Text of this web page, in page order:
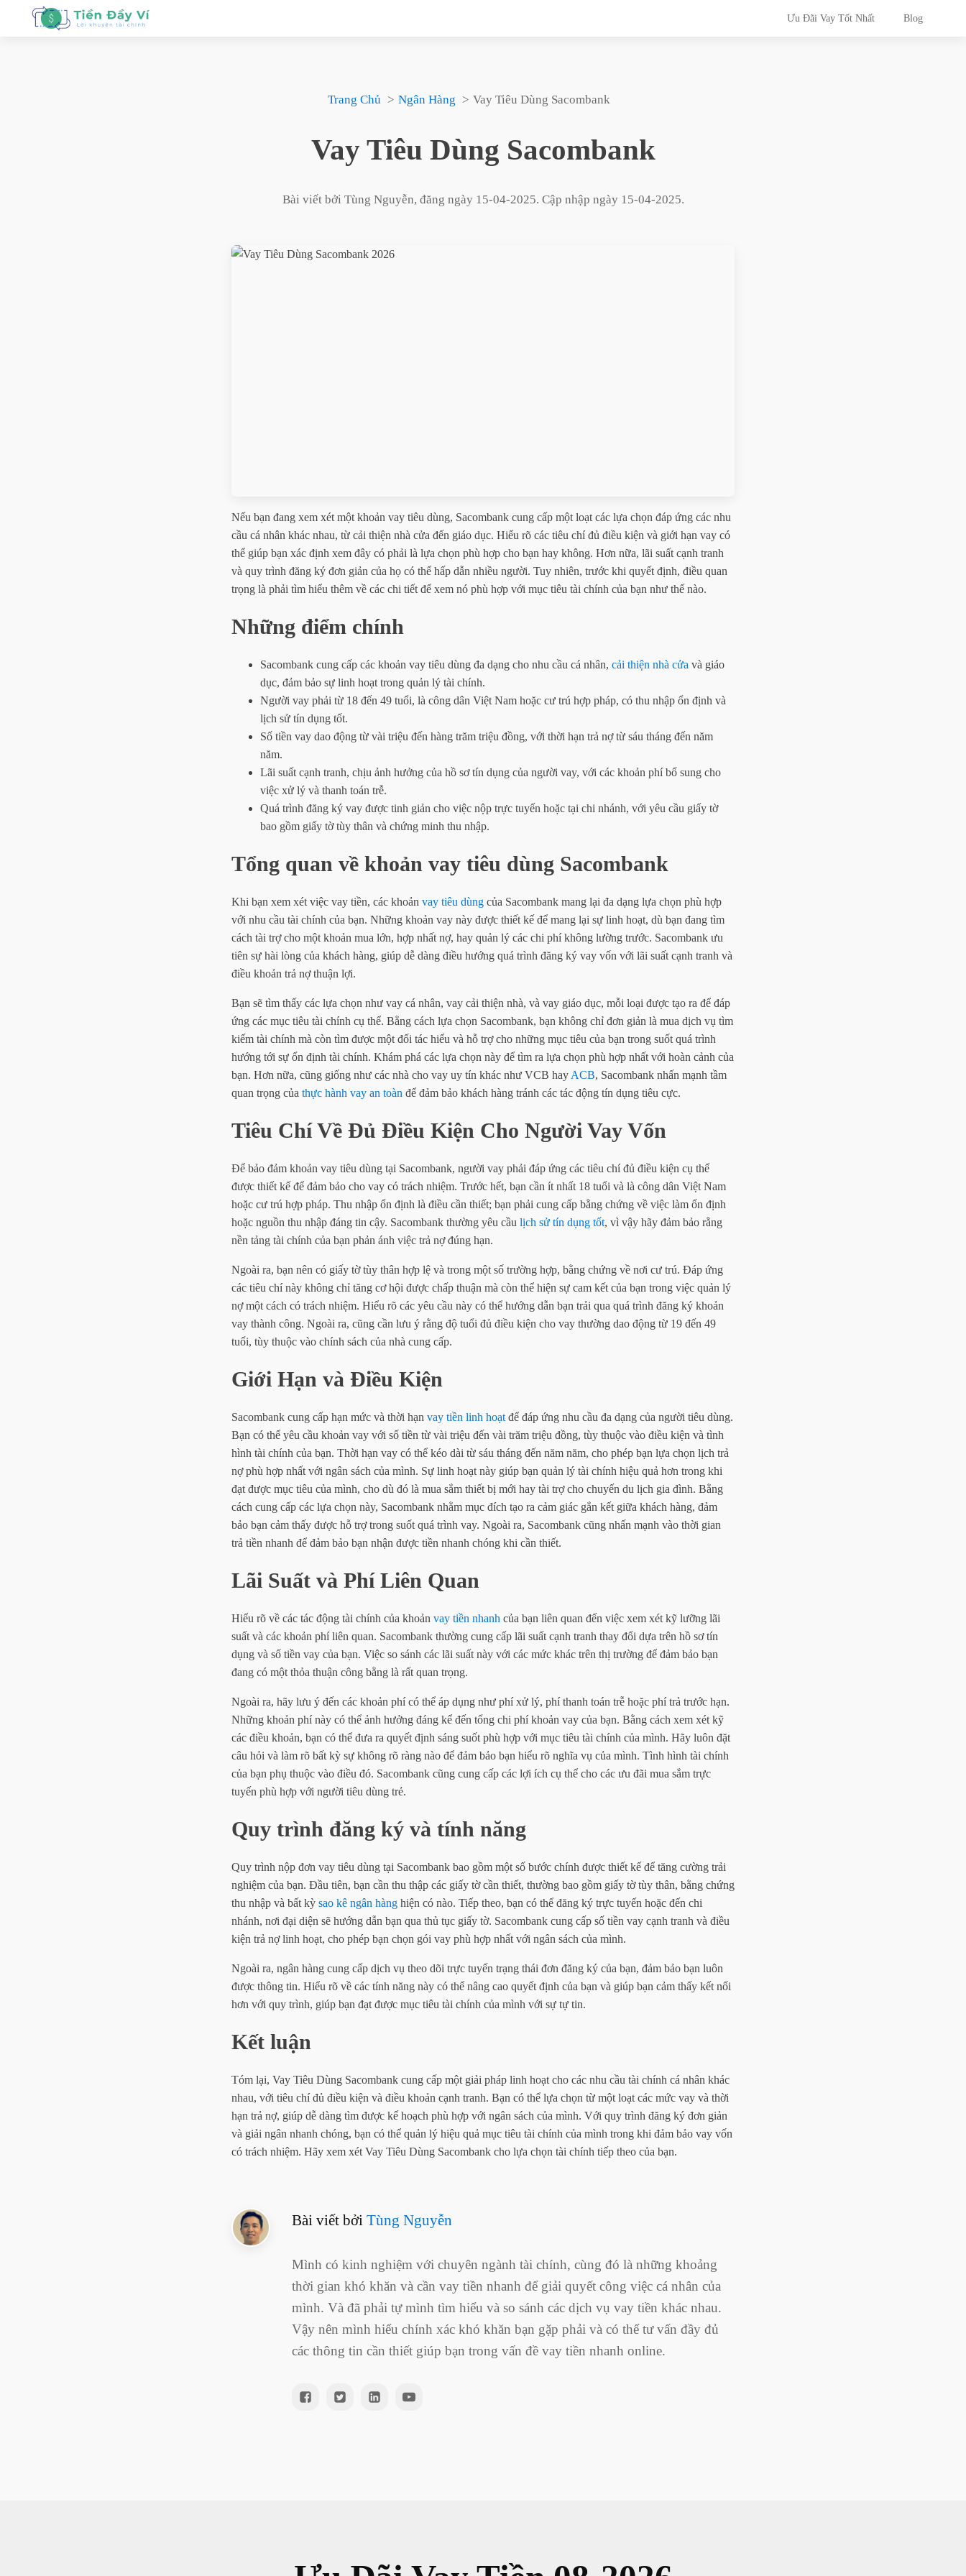
Ưu Đãi Vay Tốt Nhất Blog
Trang Chủ Ngân Hàng Vay Tiêu Dùng Sacombank
Vay Tiêu Dùng Sacombank
Bài viết bởi Tùng Nguyễn, đăng ngày 15-04-2025. Cập nhập ngày 15-04-2025.
Nếu bạn đang xem xét một khoản vay tiêu dùng, Sacombank cung cấp một loạt các lựa chọn đáp ứng các nhu
cầu cá nhân khác nhau, từ cải thiện nhà cửa đến giáo dục. Hiểu rõ các tiêu chí đủ điều kiện và giới hạn vay có
thể giúp bạn xác định xem đây có phải là lựa chọn phù hợp cho bạn hay không. Hơn nữa, lãi suất cạnh tranh
và quy trình đăng ký đơn giản của họ có thể hấp dẫn nhiều người. Tuy nhiên, trước khi quyết định, điều quan
trọng là phải tìm hiểu thêm về các chi tiết để xem nó phù hợp với mục tiêu tài chính của bạn như thế nào.
Những điểm chính
Sacombank cung cấp các khoản vay tiêu dùng đa dạng cho nhu cầu cá nhân, cải thiện nhà cửa và giáo
dục, đảm bảo sự linh hoạt trong quản lý tài chính.
Người vay phải từ 18 đến 49 tuổi, là công dân Việt Nam hoặc cư trú hợp pháp, có thu nhập ổn định và
lịch sử tín dụng tốt.
Số tiền vay dao động từ vài triệu đến hàng trăm triệu đồng, với thời hạn trả nợ từ sáu tháng đến năm
năm.
Lãi suất cạnh tranh, chịu ảnh hưởng của hồ sơ tín dụng của người vay, với các khoản phí bổ sung cho
việc xử lý và thanh toán trễ.
Quá trình đăng ký vay được tinh giản cho việc nộp trực tuyến hoặc tại chi nhánh, với yêu cầu giấy tờ
bao gồm giấy tờ tùy thân và chứng minh thu nhập.
Tổng quan về khoản vay tiêu dùng Sacombank
Khi bạn xem xét việc vay tiền, các khoản vay tiêu dùng của Sacombank mang lại đa dạng lựa chọn phù hợp
với nhu cầu tài chính của bạn. Những khoản vay này được thiết kế để mang lại sự linh hoạt, dù bạn đang tìm
cách tài trợ cho một khoản mua lớn, hợp nhất nợ, hay quản lý các chi phí không lường trước. Sacombank ưu
tiên sự hài lòng của khách hàng, giúp dễ dàng điều hướng quá trình đăng ký vay vốn với lãi suất cạnh tranh và
điều khoản trả nợ thuận lợi.
Bạn sẽ tìm thấy các lựa chọn như vay cá nhân, vay cải thiện nhà, và vay giáo dục, mỗi loại được tạo ra để đáp
ứng các mục tiêu tài chính cụ thể. Bằng cách lựa chọn Sacombank, bạn không chỉ đơn giản là mua dịch vụ tìm
kiếm tài chính mà còn tìm được một đối tác hiểu và hỗ trợ cho những mục tiêu của bạn trong suốt quá trình
hướng tới sự ổn định tài chính. Khám phá các lựa chọn này để tìm ra lựa chọn phù hợp nhất với hoàn cảnh của
bạn. Hơn nữa, cũng giống như các nhà cho vay uy tín khác như VCB hay ACB, Sacombank nhấn mạnh tầm
quan trọng của thực hành vay an toàn để đảm bảo khách hàng tránh các tác động tín dụng tiêu cực.
Tiêu Chí Về Đủ Điều Kiện Cho Người Vay Vốn
Để bảo đảm khoản vay tiêu dùng tại Sacombank, người vay phải đáp ứng các tiêu chí đủ điều kiện cụ thể
được thiết kế để đảm bảo cho vay có trách nhiệm. Trước hết, bạn cần ít nhất 18 tuổi và là công dân Việt Nam
hoặc cư trú hợp pháp. Thu nhập ổn định là điều cần thiết; bạn phải cung cấp bằng chứng về việc làm ổn định
hoặc nguồn thu nhập đáng tin cậy. Sacombank thường yêu cầu lịch sử tín dụng tốt, vì vậy hãy đảm bảo rằng
nền tảng tài chính của bạn phản ánh việc trả nợ đúng hạn.
Ngoài ra, bạn nên có giấy tờ tùy thân hợp lệ và trong một số trường hợp, bằng chứng về nơi cư trú. Đáp ứng
các tiêu chí này không chỉ tăng cơ hội được chấp thuận mà còn thể hiện sự cam kết của bạn trong việc quản lý
nợ một cách có trách nhiệm. Hiểu rõ các yêu cầu này có thể hướng dẫn bạn trải qua quá trình đăng ký khoản
vay thành công. Ngoài ra, cũng cần lưu ý rằng độ tuổi đủ điều kiện cho vay thường dao động từ 19 đến 49
tuổi, tùy thuộc vào chính sách của nhà cung cấp.
Giới Hạn và Điều Kiện
Sacombank cung cấp hạn mức và thời hạn vay tiền linh hoạt để đáp ứng nhu cầu đa dạng của người tiêu dùng.
Bạn có thể yêu cầu khoản vay với số tiền từ vài triệu đến vài trăm triệu đồng, tùy thuộc vào điều kiện và tình
hình tài chính của bạn. Thời hạn vay có thể kéo dài từ sáu tháng đến năm năm, cho phép bạn lựa chọn lịch trả
nợ phù hợp nhất với ngân sách của mình. Sự linh hoạt này giúp bạn quản lý tài chính hiệu quả hơn trong khi
đạt được mục tiêu của mình, cho dù đó là mua sắm thiết bị mới hay tài trợ cho chuyến du lịch gia đình. Bằng
cách cung cấp các lựa chọn này, Sacombank nhằm mục đích tạo ra cảm giác gắn kết giữa khách hàng, đảm
bảo bạn cảm thấy được hỗ trợ trong suốt quá trình vay. Ngoài ra, Sacombank cũng nhấn mạnh vào thời gian
trả tiền nhanh để đảm bảo bạn nhận được tiền nhanh chóng khi cần thiết.
Lãi Suất và Phí Liên Quan
Hiểu rõ về các tác động tài chính của khoản vay tiền nhanh của bạn liên quan đến việc xem xét kỹ lưỡng lãi
suất và các khoản phí liên quan. Sacombank thường cung cấp lãi suất cạnh tranh thay đổi dựa trên hồ sơ tín
dụng và số tiền vay của bạn. Việc so sánh các lãi suất này với các mức khác trên thị trường để đảm bảo bạn
đang có một thỏa thuận công bằng là rất quan trọng.
Ngoài ra, hãy lưu ý đến các khoản phí có thể áp dụng như phí xử lý, phí thanh toán trễ hoặc phí trả trước hạn.
Những khoản phí này có thể ảnh hưởng đáng kể đến tổng chi phí khoản vay của bạn. Bằng cách xem xét kỹ
các điều khoản, bạn có thể đưa ra quyết định sáng suốt phù hợp với mục tiêu tài chính của mình. Hãy luôn đặt
câu hỏi và làm rõ bất kỳ sự không rõ ràng nào để đảm bảo bạn hiểu rõ nghĩa vụ của mình. Tình hình tài chính
của bạn phụ thuộc vào điều đó. Sacombank cũng cung cấp các lợi ích cụ thể cho các ưu đãi mua sắm trực
tuyến phù hợp với người tiêu dùng trẻ.
Quy trình đăng ký và tính năng
Quy trình nộp đơn vay tiêu dùng tại Sacombank bao gồm một số bước chính được thiết kế để tăng cường trải
nghiệm của bạn. Đầu tiên, bạn cần thu thập các giấy tờ cần thiết, thường bao gồm giấy tờ tùy thân, bằng chứng
thu nhập và bất kỳ sao kê ngân hàng hiện có nào. Tiếp theo, bạn có thể đăng ký trực tuyến hoặc đến chi
nhánh, nơi đại diện sẽ hướng dẫn bạn qua thủ tục giấy tờ. Sacombank cung cấp số tiền vay cạnh tranh và điều
kiện trả nợ linh hoạt, cho phép bạn chọn gói vay phù hợp nhất với ngân sách của mình.
Ngoài ra, ngân hàng cung cấp dịch vụ theo dõi trực tuyến trạng thái đơn đăng ký của bạn, đảm bảo bạn luôn
được thông tin. Hiểu rõ về các tính năng này có thể nâng cao quyết định của bạn và giúp bạn cảm thấy kết nối
hơn với quy trình, giúp bạn đạt được mục tiêu tài chính của mình với sự tự tin.
Kết luận
Tóm lại, Vay Tiêu Dùng Sacombank cung cấp một giải pháp linh hoạt cho các nhu cầu tài chính cá nhân khác
nhau, với tiêu chí đủ điều kiện và điều khoản cạnh tranh. Bạn có thể lựa chọn từ một loạt các mức vay và thời
hạn trả nợ, giúp dễ dàng tìm được kế hoạch phù hợp với ngân sách của mình. Với quy trình đăng ký đơn giản
và giải ngân nhanh chóng, bạn có thể quản lý hiệu quả mục tiêu tài chính của mình trong khi đảm bảo vay vốn
có trách nhiệm. Hãy xem xét Vay Tiêu Dùng Sacombank cho lựa chọn tài chính tiếp theo của bạn.
Bài viết bởi Tùng Nguyễn
Mình có kinh nghiệm với chuyên ngành tài chính, cùng đó là những khoảng
thời gian khó khăn và cần vay tiền nhanh để giải quyết công việc cá nhân của
mình. Và đã phải tự mình tìm hiểu và so sánh các dịch vụ vay tiền khác nhau.
Vậy nên mình hiểu chính xác khó khăn bạn gặp phải và có thể tư vấn đầy đủ
các thông tin cần thiết giúp bạn trong vấn đề vay tiền nhanh online.